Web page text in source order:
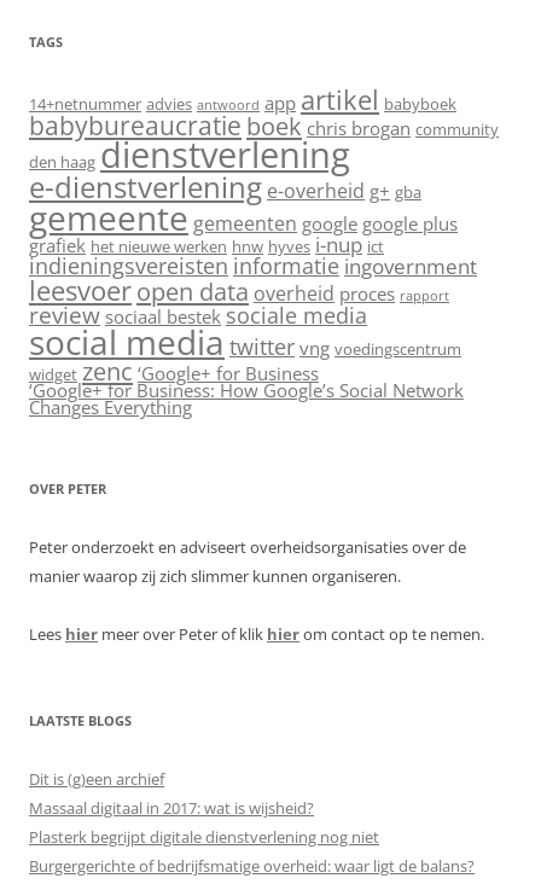
TAGS
14+netnummer advies antwoord app artikel babyboek
babybureaucratie boek chris brogan community
den haag dienstverlening
e-dienstverlening e-overheid g+ gba
gemeente gemeenten google google plus
grafiek het nieuwe werken hnw hyves i-nup ict
indieningsvereisten informatie ingovernment
leesvoeropen data overheid proces rapport
review sociaal bestek sociale media
social media twitter vng voedingscentrum
widget zenc ‘Google+ for Business
‘Google+ for Business: How Google’s Social Network
Changes Everything
OVER PETER
Peter onderzoekt en adviseert overheidsorganisaties over de
manier waarop zij zich slimmer kunnen organiseren.
Lees hier meer over Peter of klik hierom contact op te nemen.
LAATSTE BLOGS
Dit is (g)een archief
Massaal digitaal in 2017: wat is wijsheid?
Plasterk begrijpt digitale dienstverlening nog niet
Burgergerichte of bedrijfsmatige overheid: waar ligt de balans?